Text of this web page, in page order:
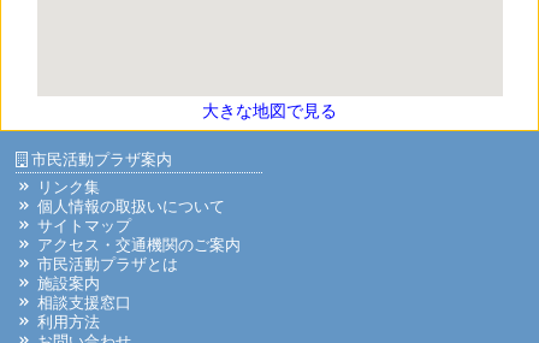
大きな地図で見る
市民活動プラザ案内
リンク集
個人情報の取扱いについて
サイトマップ
アクセス・交通機関のご案内
市民活動プラザとは
施設案内
相談支援窓口
利用方法